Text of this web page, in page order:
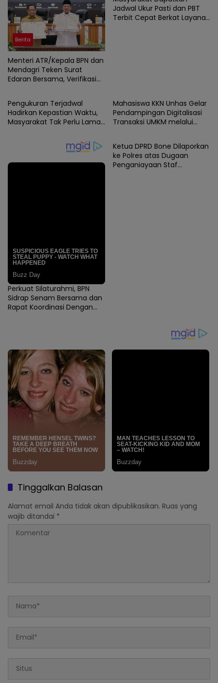
Berita
Menteri ATR/Kepala BPN dan
Mendagri Teken Surat
Edaran Bersama, Verifikasi
Jadwal Ukur Pasti dan PBT
Terbit Cepat Berkat Layanan
Berita
Pengukuran Terjadwal
Hadirkan Kepastian Waktu,
Masyarakat Tak Perlu Lama
Mahasiswa KKN Unhas Gelar
Pendampingan Digitalisasi
Transaksi UMKM melalui
Berita
Perkuat Silaturahmi, BPN
Sidrap Senam Bersama dan
Rapat Koordinasi Dengan
Berita
Ketua DPRD Bone Dilaporkan
ke Polres atas Dugaan
Penganiayaan Staf
Tinggalkan Balasan
Alamat email Anda tidak akan dipublikasikan. Ruas yang
wajib ditandai *